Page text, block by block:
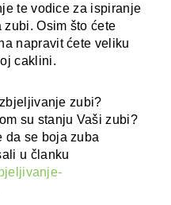
te vodice za ispiranje
Osim što ćete
napravit ćete veliku
caklini.
zubi?
su stanju Vaši zubi?
da se boja zuba
u članku